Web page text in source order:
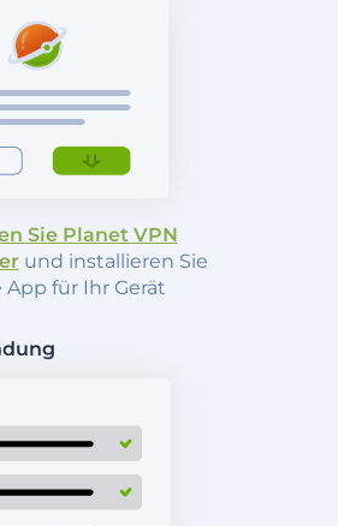
Sie Planet VPN
und installieren Sie
App für Ihr Gerät